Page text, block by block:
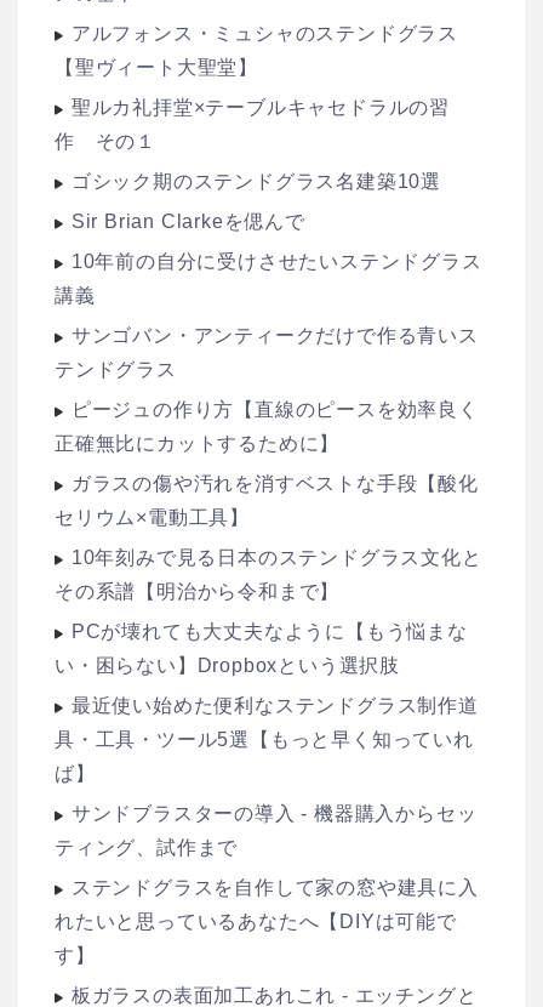
アルフォンス・ミュシャのステンドグラス
【聖ヴィート大聖堂】
聖ルカ礼拝堂×テーブルキャセドラルの習
作 その１
ゴシック期のステンドグラス名建築10選
Sir Brian Clarkeを偲んで
10年前の自分に受けさせたいステンドグラス
講義
サンゴバン・アンティークだけで作る青いス
テンドグラス
ピージュの作り方【直線のピースを効率良く
正確無比にカットするために】
ガラスの傷や汚れを消すベストな手段【酸化
セリウム×電動工具】
10年刻みで見る日本のステンドグラス文化と
その系譜【明治から令和まで】
PCが壊れても大丈夫なように【もう悩まな
い・困らない】Dropboxという選択肢
最近使い始めた便利なステンドグラス制作道
具・工具・ツール5選【もっと早く知っていれ
ば】
サンドブラスターの導入 - 機器購入からセッ
ティング、試作まで
ステンドグラスを自作して家の窓や建具に入
れたいと思っているあなたへ【DIYは可能で
す】
板ガラスの表面加工あれこれ - エッチングと